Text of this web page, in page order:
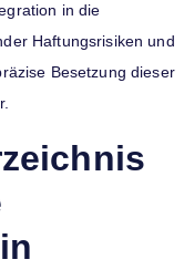
in die
Haftungsrisiken und
Besetzung dieser